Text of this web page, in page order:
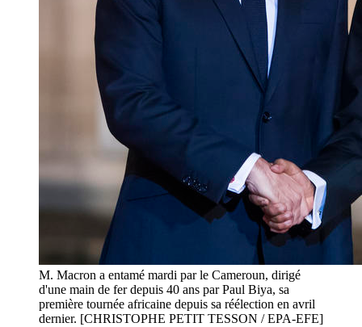
M. Macron a entamé mardi par le Cameroun, dirigé
d'une main de fer depuis 40 ans par Paul Biya, sa
première tournée africaine depuis sa réélection en avril
dernier. [CHRISTOPHE PETIT TESSON / EPA-EFE]